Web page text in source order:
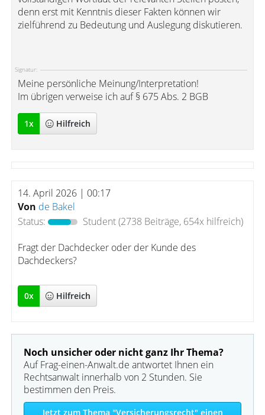
denn erst mit Kenntnis dieser Fakten können wir
zielführend zu Bedeutung und Auslegung diskutieren.
Signatur:
Meine persönliche Meinung/Interpretation!
Im übrigen verweise ich auf § 675 Abs. 2 BGB
1x Hilfreich
14. April 2026 | 00:17
Von de Bakel
Status:
Student(2738 Beiträge, 654x hilfreich)
Fragt der Dachdecker oder der Kunde des
Dachdeckers?
0x Hilfreich
Noch unsicher oder nicht ganz Ihr Thema?
Auf Frag-einen-Anwalt.de antwortet Ihnen ein
Rechtsanwalt innerhalb von 2 Stunden. Sie
bestimmen den Preis.
Jetzt zum Thema "Versicherungsrecht" einen